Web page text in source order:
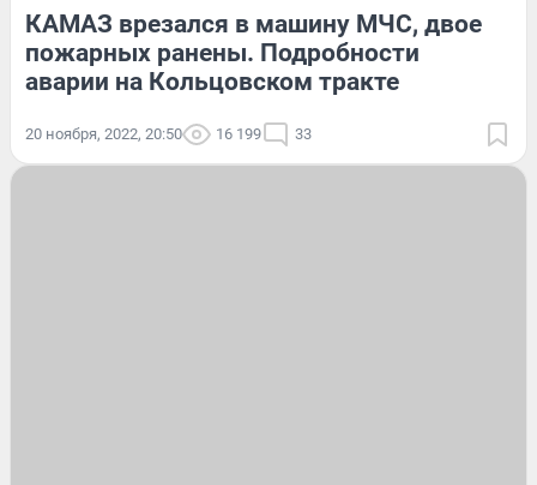
КАМАЗ врезался в машину МЧС, двое
пожарных ранены. Подробности
аварии на Кольцовском тракте
20 ноября, 2022, 20:50 16 199 33